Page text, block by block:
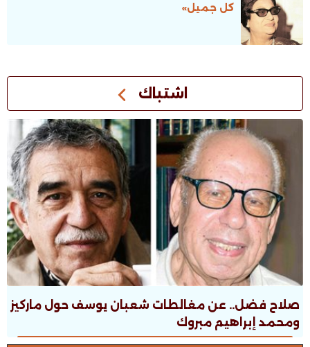
كل جميل»
اشتباك
صلاح فضل.. عن مغالطات شعبان يوسف حول ماركيز
ومحمد إبراهيم مبروك